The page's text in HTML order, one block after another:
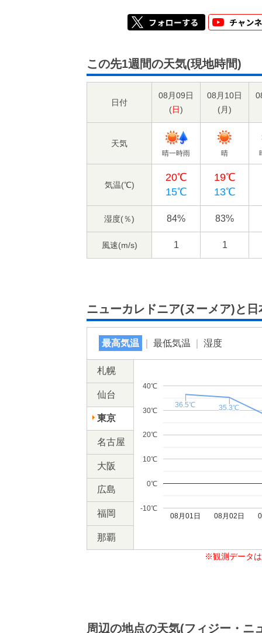
この先1週間の天気(現地時間)
日付
08月09日
(日)
08月10日
(月)
天気
晴一時雨 晴
気温(℃)
20℃
15℃
19℃
13℃
湿度(％) 84% 83%
風速(m/s) 1 1
ニューカレドニア(ヌーメア)と
最高気温 最低気温 湿度
札幌
08月01日 08月02日
-10℃
0℃
10℃
20℃
30℃
40℃
36.5℃
36.5℃ 35.3℃
35.3℃
仙台
東京
名古屋
大阪
広島
福岡
那覇
※観測データ
周辺の地点の天気(フィジー・ニ